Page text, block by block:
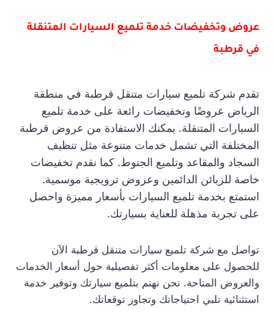
عروض وتخفيضات خدمة تلميع السيارات المتنقلة
في قرطبة
تقدم شركة تلميع سيارات متنقل قرطبة في منطقة
الرياض عروضًا وتخفيضات رائعة على خدمة تلميع
السيارات المتنقلة. يمكنك الاستفادة من عروض قرطبة
المختلفة التي تشمل خدمات متنوعة مثل تنظيف
السجاد والمقاعد وتلميع الجنوط. كما نقدم تخفيضات
خاصة للزبائن الدائمين وعروض ترويجية موسمية.
استمتع بخدمة تلميع السيارات بأسعار مميزة واحصل
على تجربة مذهلة للعناية بسيارتك.
تواصل مع شركة تلميع سيارات متنقل قرطبة الآن
للحصول على معلومات أكثر تفصيلية حول أسعار الخدمات
والعروض المتاحة. نحن نهتم بتلميع سيارتك وتوفير خدمة
استثنائية تلبي احتياجاتك وتجاوز توقعاتك.